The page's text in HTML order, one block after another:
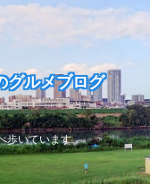
グルメブログ
歩いています